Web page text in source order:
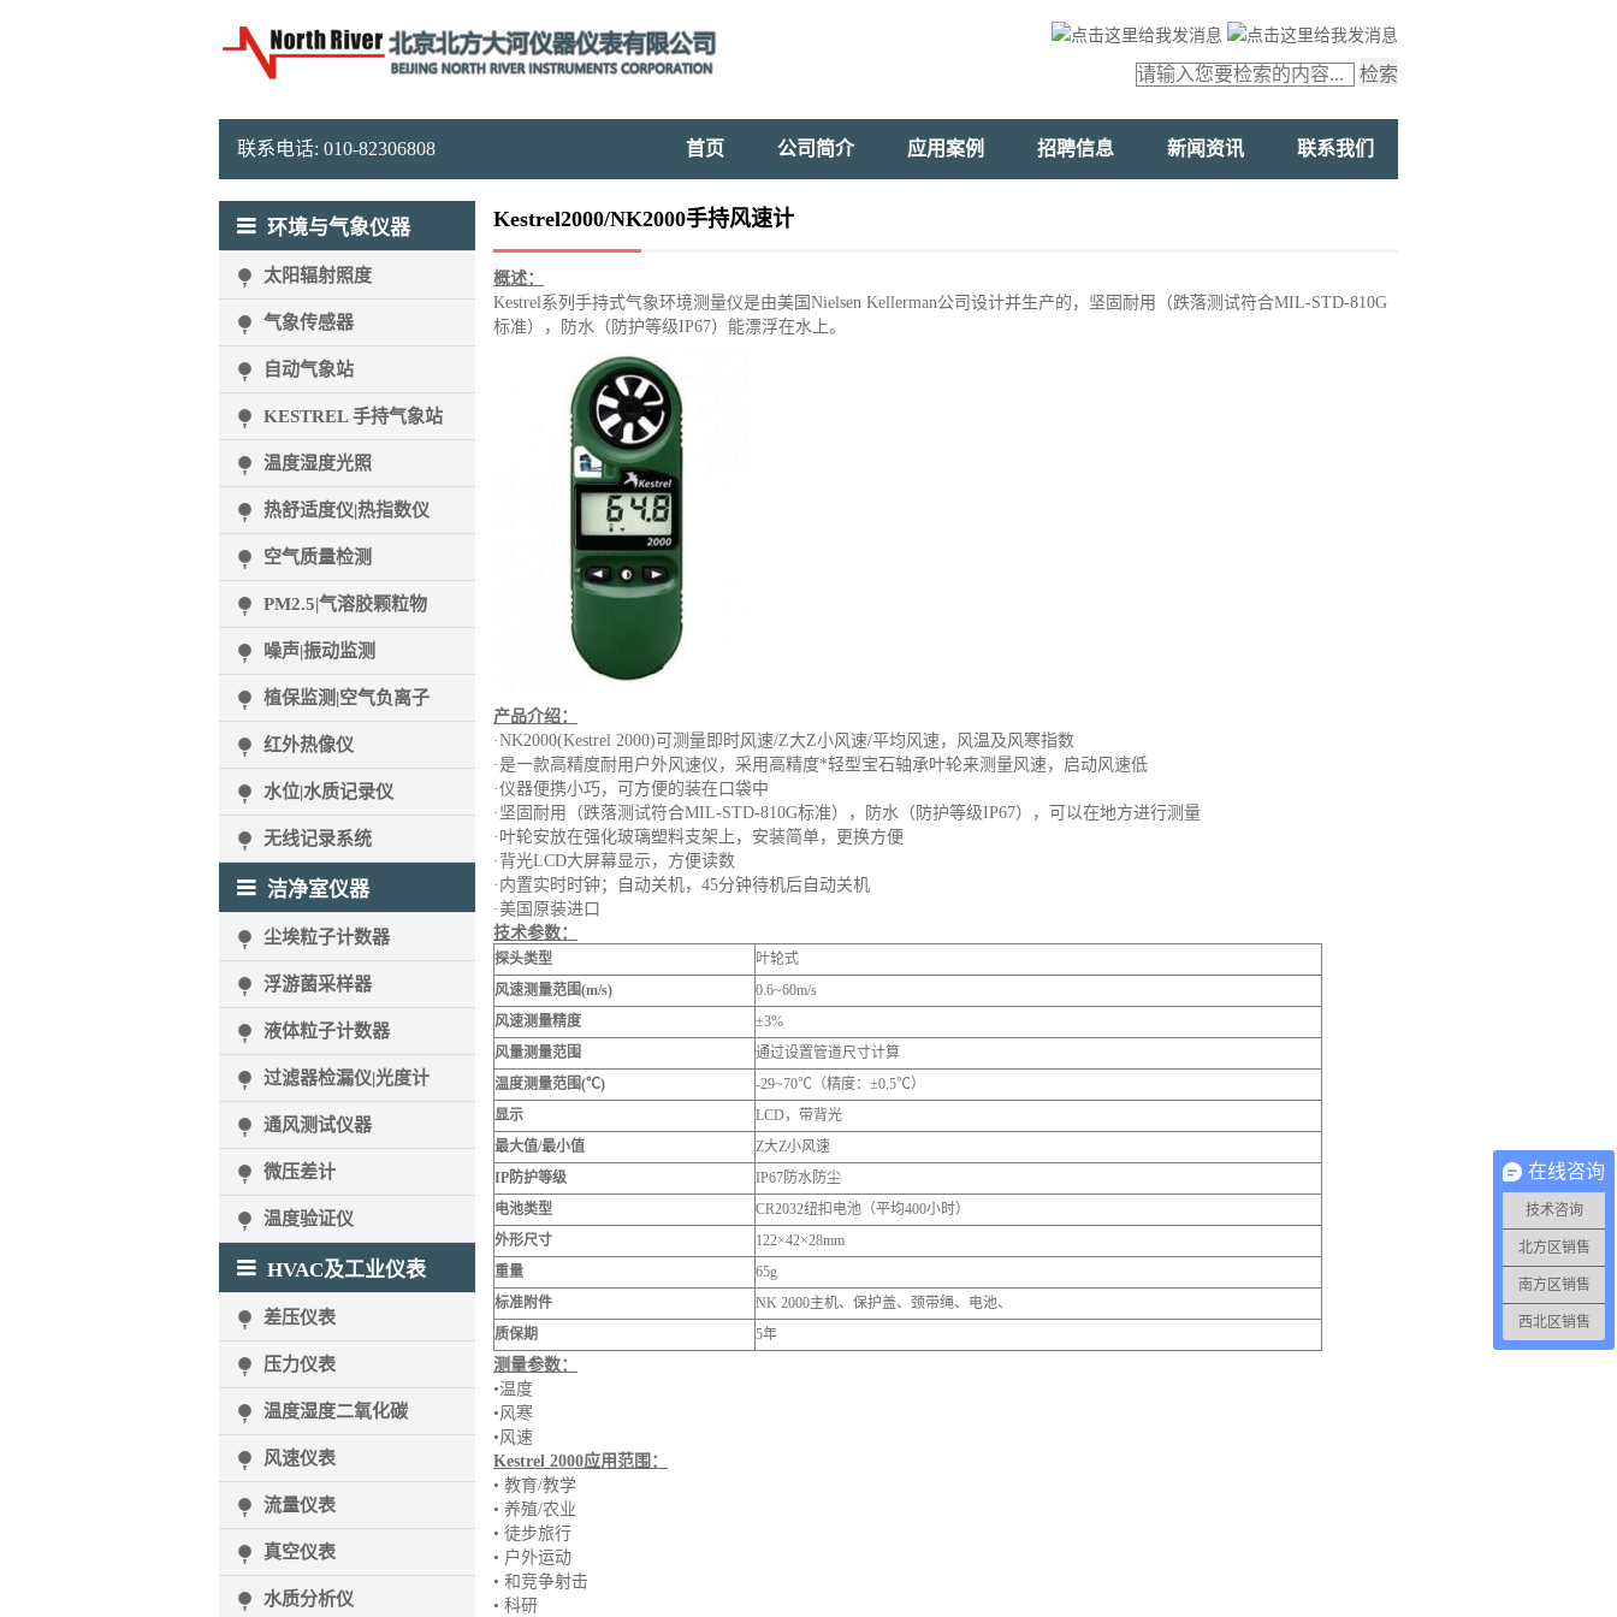
检索
联系电话: 010-82306808 首页 公司简介 应用案例 招聘信息 新闻资讯 联系我们
环境与气象仪器
太阳辐射照度
气象传感器
自动气象站
KESTREL 手持气象站
温度湿度光照
热舒适度仪|热指数仪
空气质量检测
PM2.5|气溶胶颗粒物
噪声|振动监测
植保监测|空气负离子
红外热像仪
水位|水质记录仪
无线记录系统
洁净室仪器
尘埃粒子计数器
浮游菌采样器
液体粒子计数器
过滤器检漏仪|光度计
通风测试仪器
微压差计
温度验证仪
HVAC及工业仪表
差压仪表
压力仪表
温度湿度二氧化碳
风速仪表
流量仪表
真空仪表
水质分析仪
Kestrel2000/NK2000手持风速计
概述：
Kestrel系列手持式气象环境测量仪是由美国Nielsen Kellerman公司设计并生产的，坚固耐用（跌落测试符合MIL-STD-810G
标准），防水（防护等级IP67）能漂浮在水上。
产品介绍：
·NK2000(Kestrel 2000)可测量即时风速/Z大Z小风速/平均风速，风温及风寒指数
·是一款高精度耐用户外风速仪，采用高精度*轻型宝石轴承叶轮来测量风速，启动风速低
·仪器便携小巧，可方便的装在口袋中
·坚固耐用（跌落测试符合MIL-STD-810G标准），防水（防护等级IP67），可以在地方进行测量
·叶轮安放在强化玻璃塑料支架上，安装简单，更换方便
·背光LCD大屏幕显示，方便读数
·内置实时时钟；自动关机，45分钟待机后自动关机
·美国原装进口
技术参数：
探头类型
叶轮式
风速测量范围(m/s)
0.6~60m/s
风速测量精度
±3%
风量测量范围
通过设置管道尺寸计算
温度测量范围(℃)
-29~70℃（精度：±0.5℃）
显示
LCD，带背光
最大值/最小值
Z大Z小风速
IP防护等级
IP67防水防尘
电池类型
CR2032纽扣电池（平均400小时）
外形尺寸
122×42×28mm
重量
65g
标准附件
NK 2000主机、保护盖、颈带绳、电池、
质保期
5年
测量参数：
•温度
•风寒
•风速
Kestrel 2000应用范围：
• 教育/教学
• 养殖/农业
• 徒步旅行
• 户外运动
• 和竞争射击
• 科研
在线咨询
技术咨询
北方区销售
南方区销售
西北区销售